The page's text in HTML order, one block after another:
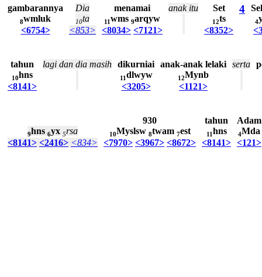
gambarannya
8wmluk
<6754>
Dia
10ta
<853>
menamai
11wms 9arqyw
<8034> <7121>
anak itu Set
12ts
<8352>
4
4
tahun
10hns
<8141>
lagi dan dia masih dikurniai
11dlwyw
<3205>
anak-anak lelaki
12Mynb
<1121>
serta
9hns 6yx 5rsa
<8141> <2416> <834>
930
10Myslsw 8twam 7est
<7970> <3967> <8672>
tahun
11hns
<8141>
Adam
4Mda
<121>